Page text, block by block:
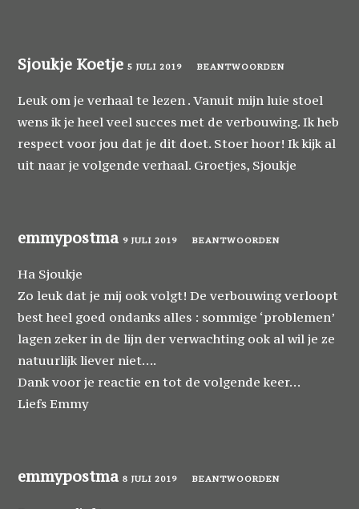
Sjoukje Koetje5 JULI 2019 BEANTWOORDEN
Leuk om je verhaal te lezen . Vanuit mijn luie stoel
wens ik je heel veel succes met de verbouwing. Ik heb
respect voor jou dat je dit doet. Stoer hoor! Ik kijk al
uit naar je volgende verhaal. Groetjes, Sjoukje
emmypostma 9 JULI 2019 BEANTWOORDEN
Ha Sjoukje
Zo leuk dat je mij ook volgt! De verbouwing verloopt
best heel goed ondanks alles : sommige ‘problemen’
lagen zeker in de lijn der verwachting ook al wil je ze
natuurlijk liever niet….
Dank voor je reactie en tot de volgende keer…
Liefs Emmy
emmypostma8 JULI 2019 BEANTWOORDEN